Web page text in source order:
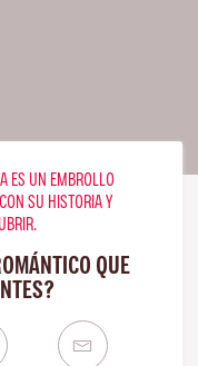
ES UN EMBROLLO
SU HISTORIA Y
QUE